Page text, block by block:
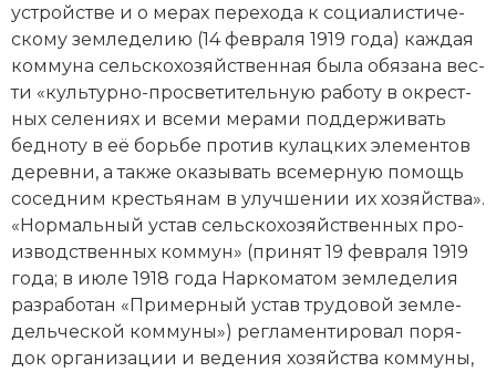
Революции и народные движения
Религия и церковь
Северная Америка
Социально-экономическая история
Специальные исторические дисциплины
СССР
Южная Америка
уст­рой­ст­ве и о ме­рах пе­ре­хо­да к со­циа­ли­сти­че­
ско­му зем­ле­де­лию (14 февраля 1919 года) ка­ж­дая
коммуна сельскохозяйственная бы­ла обя­за­на вес­
ти «куль­тур­но-про­све­ти­тель­ную ра­бо­ту в ок­ре­ст­
ных се­ле­ни­ях и все­ми ме­ра­ми под­дер­жи­вать
бед­но­ту в её борь­бе про­тив ку­лац­ких эле­мен­тов
де­рев­ни, а так­же ока­зы­вать все­мер­ную по­мощь
со­сед­ним кре­сть­я­нам в улуч­ше­нии их хо­зяй­ст­ва».
«Нор­маль­ный ус­тав сель­ско­хо­зяй­ст­вен­ных про­
из­вод­ст­вен­ных ком­мун» (при­нят 19 февраля 1919
года; в ию­ле 1918 года Нар­ко­ма­том зем­ле­де­лия
раз­ра­бо­тан «При­мер­ный ус­тав тру­до­вой зем­ле­
дель­че­ской ком­муны») рег­ла­мен­ти­ро­вал по­ря­
док ор­га­ни­за­ции и ве­де­ния хо­зяй­ст­ва ком­му­ны,